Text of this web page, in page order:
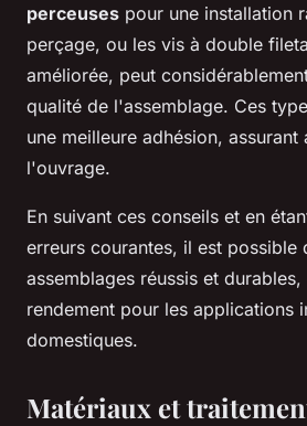
perceuses pour une installation
perçage, ou les vis à double
améliorée, peut
qualité de l'assemblage. Ces
une meilleure adhésion,
l'ouvrage.
En suivant ces conseils et en
erreurs courantes, il est possible
assemblages réussis et
rendement pour les applications
domestiques.
Matériaux et